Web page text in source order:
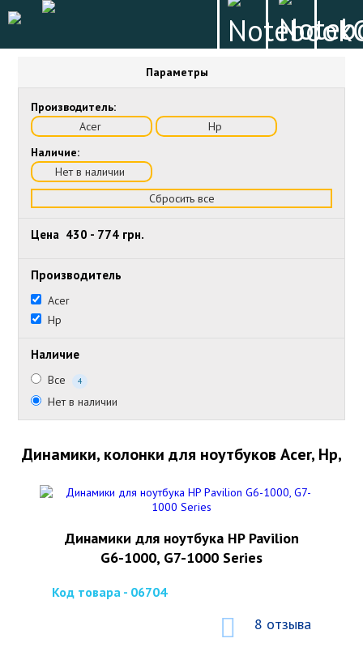
Параметры
Производитель:
Acer
Hp
Наличие:
Нет в наличии
Сбросить все
Цена 430 - 774 грн.
Производитель
Acer
Hp
Наличие
Все 4
Нет в наличии
Динамики, колонки для ноутбуков Acer, Hp,
Динамики для ноутбука HP Pavilion
G6-1000, G7-1000 Series
Код товара - 06704
8 отзыва